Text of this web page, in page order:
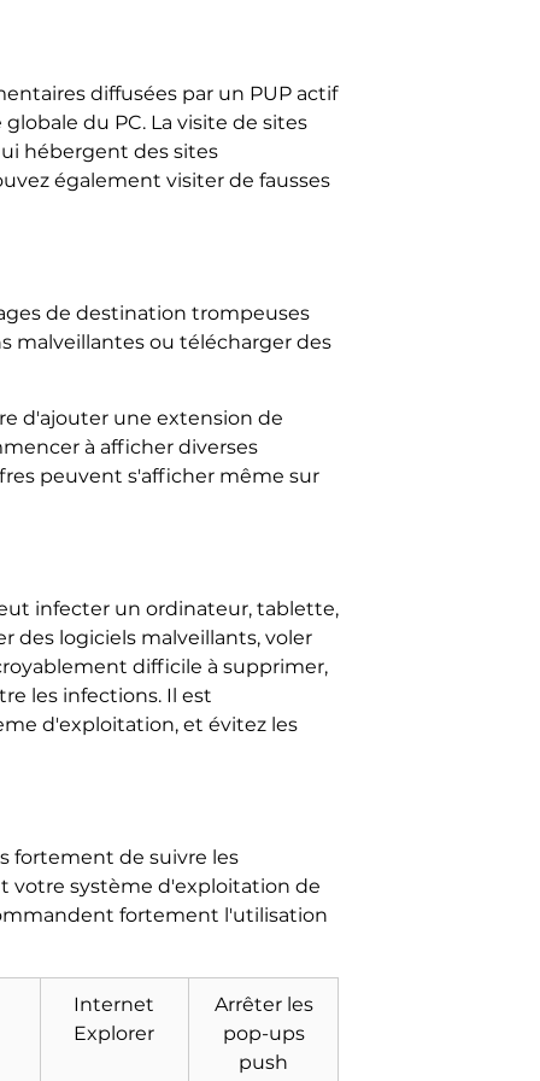
diffusées par un PUP actif
du PC. La visite de sites
hébergent des sites
également visiter de fausses
de destination trompeuses
malveillantes ou télécharger des
d'ajouter une extension de
à afficher diverses
peuvent s'afficher même sur
infecter un ordinateur, tablette,
des logiciels malveillants, voler
difficile à supprimer,
les infections. Il est
d'exploitation, et évitez les
fortement de suivre les
votre système d'exploitation de
fortement l'utilisation
Internet
Explorer
Arrêter les
pop-ups
push